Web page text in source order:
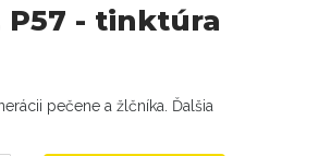
- tinktúra
pečene a žlčníka. Ďalšia